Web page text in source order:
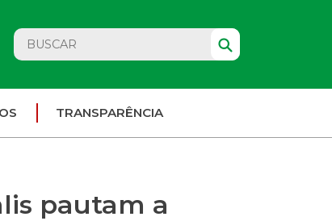
TRANSPARÊNCIA
pautam a